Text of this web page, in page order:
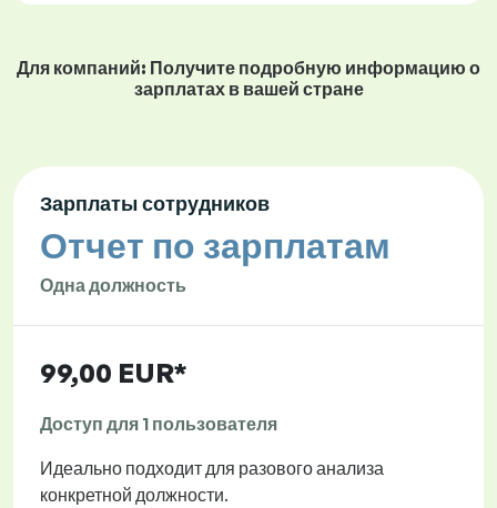
Для компаний: Получите подробную информацию о
зарплатах в вашей стране
Зарплаты сотрудников
Отчет по зарплатам
Одна должность
99,00 EUR*
Доступ для 1 пользователя
Идеально подходит для разового анализа
конкретной должности.